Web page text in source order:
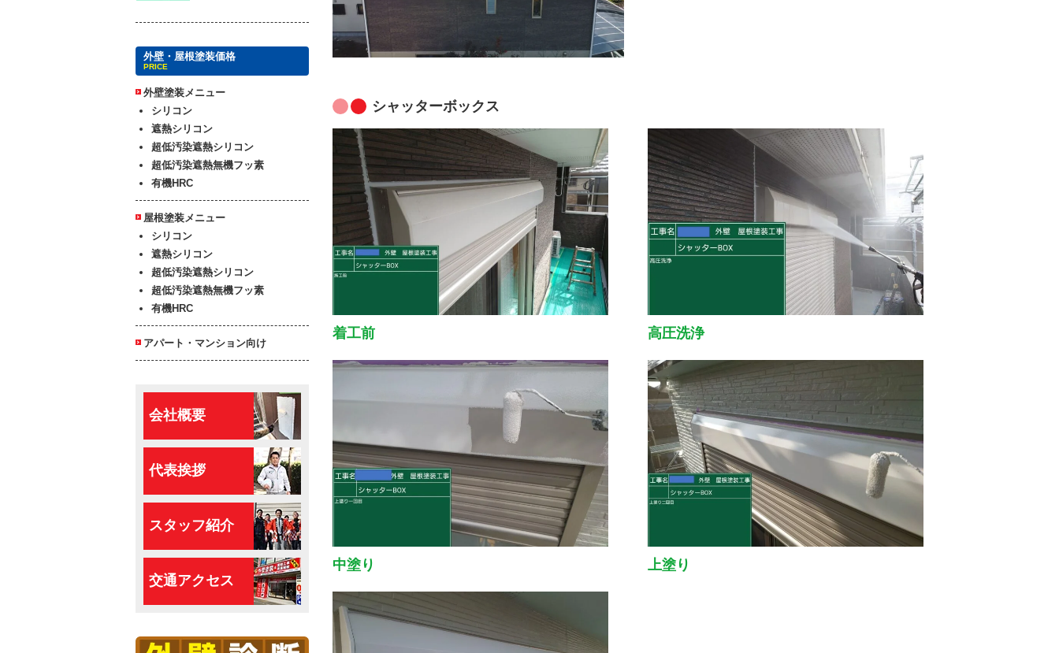
シャッターボックス
着工前 高圧洗浄
中塗り 上塗り
外壁・屋根塗装価格
PRICE
外壁塗装メニュー
シリコン
遮熱シリコン
超低汚染遮熱シリコン
超低汚染遮熱無機フッ素
有機HRC
屋根塗装メニュー
シリコン
遮熱シリコン
超低汚染遮熱シリコン
超低汚染遮熱無機フッ素
有機HRC
アパート・マンション向け
会社概要
代表挨拶
スタッフ紹介
交通アクセス